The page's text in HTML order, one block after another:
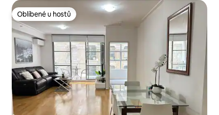
Oblíbené u hostů
Oblíbené u hostů